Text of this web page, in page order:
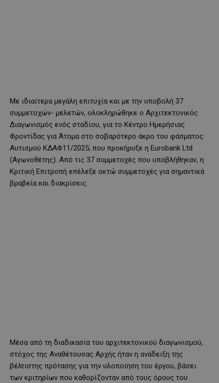
Με ιδιαίτερα μεγάλη επιτυχία και με την υποβολή 37
συμμετοχών- μελετών, ολοκληρώθηκε ο Αρχιτεκτονικός
Διαγωνισμός ενός σταδίου, για το Κέντρο Ημερήσιας
Φροντίδας για Άτομα στο σοβαρότερο άκρο του φάσματος
Αυτισμού ΚΔΑΦ11/2025, που προκήρυξε η Eurobank Ltd
(Αγωνοθέτης). Από τις 37 συμμετοχές που υποβλήθηκαν, η
Κριτική Επιτροπή επέλεξε οκτώ συμμετοχές για σημαντικά
βραβεία και διακρίσεις.
Μέσα από τη διαδικασία του αρχιτεκτονικού διαγωνισμού,
στόχος της Αναθέτουσας Αρχής ήταν η ανάδειξη της
βέλτιστης πρότασης για την υλοποίηση του έργου, βάσει
των κριτηρίων που καθορίζονταν από τους όρους του